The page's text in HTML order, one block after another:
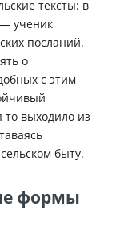
тексты: в
ученик
посланий.
о
с этим
выходило из
быту.
формы